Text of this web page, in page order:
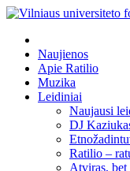
Naujienos
Apie Ratilio
Muzika
Leidiniai
Naujausi
DJ
Ratilio –
Atviras, bet